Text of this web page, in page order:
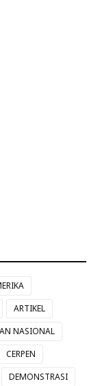
ARTIKEL
NASIONAL
CERPEN
DEMONSTRASI